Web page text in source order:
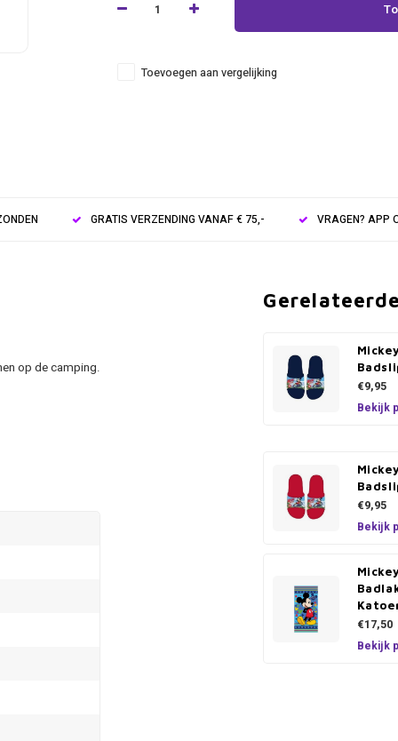
Toevoegen aan vergelijking
GRATIS VERZENDING VANAF € 75,- VRAGEN? APP
op de camping.
€9,95
Bekijk
€9,95
Bekijk
€17,50
Bekijk